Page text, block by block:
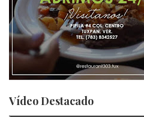
Vídeo Destacado